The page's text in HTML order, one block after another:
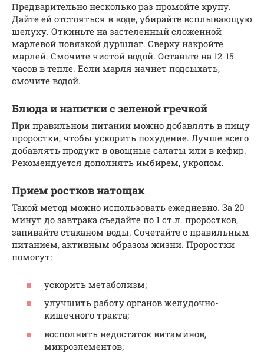
Предварительно несколько раз промойте крупу.
Дайте ей отстояться в воде, убирайте всплывающую
шелуху. Откиньте на застеленный сложенной
марлевой повязкой дуршлаг. Сверху накройте
марлей. Смочите чистой водой. Оставьте на 12-15
часов в тепле. Если марля начнет подсыхать,
смочите водой.
Блюда и напитки с зеленой гречкой
При правильном питании можно добавлять в пищу
проростки, чтобы ускорить похудение. Лучше всего
добавлять продукт в овощные салаты или в кефир.
Рекомендуется дополнять имбирем, укропом.
Прием ростков натощак
Такой метод можно использовать ежедневно. За 20
минут до завтрака съедайте по 1 ст.л. проростков,
запивайте стаканом воды. Сочетайте с правильным
питанием, активным образом жизни. Проростки
помогут:
ускорить метаболизм;
улучшить работу органов желудочно-
кишечного тракта;
восполнить недостаток витаминов,
микроэлементов;